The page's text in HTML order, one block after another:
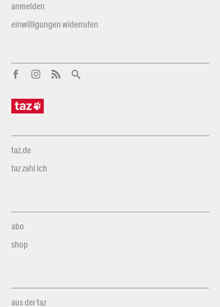
anmelden
einwilligungen widerrufen
taz.de
taz zahl ich
abo
shop
aus der taz